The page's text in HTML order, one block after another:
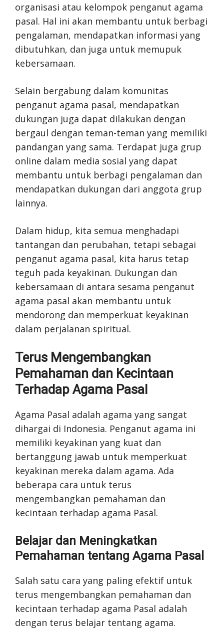
organisasi atau kelompok penganut agama
pasal. Hal ini akan membantu untuk berbagi
pengalaman, mendapatkan informasi yang
dibutuhkan, dan juga untuk memupuk
kebersamaan.
Selain bergabung dalam komunitas
penganut agama pasal, mendapatkan
dukungan juga dapat dilakukan dengan
bergaul dengan teman-teman yang memiliki
pandangan yang sama. Terdapat juga grup
online dalam media sosial yang dapat
membantu untuk berbagi pengalaman dan
mendapatkan dukungan dari anggota grup
lainnya.
Dalam hidup, kita semua menghadapi
tantangan dan perubahan, tetapi sebagai
penganut agama pasal, kita harus tetap
teguh pada keyakinan. Dukungan dan
kebersamaan di antara sesama penganut
agama pasal akan membantu untuk
mendorong dan memperkuat keyakinan
dalam perjalanan spiritual.
Terus Mengembangkan
Pemahaman dan Kecintaan
Terhadap Agama Pasal
Agama Pasal adalah agama yang sangat
dihargai di Indonesia. Penganut agama ini
memiliki keyakinan yang kuat dan
bertanggung jawab untuk memperkuat
keyakinan mereka dalam agama. Ada
beberapa cara untuk terus
mengembangkan pemahaman dan
kecintaan terhadap agama Pasal.
Belajar dan Meningkatkan
Pemahaman tentang Agama Pasal
Salah satu cara yang paling efektif untuk
terus mengembangkan pemahaman dan
kecintaan terhadap agama Pasal adalah
dengan terus belajar tentang agama.